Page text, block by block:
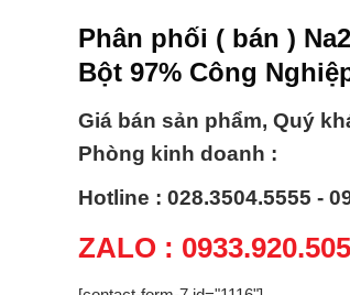
Phân phối ( bán )
Bột 97% Công
Giá bán sản phẩm, Quý
Phòng kinh doanh :
Hotline : 028.3504.5555 -
ZALO : 0933.920.505